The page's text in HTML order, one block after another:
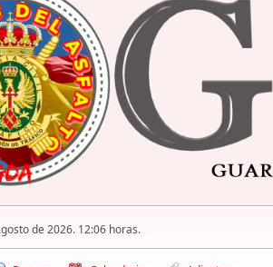
de 2026. 12:06 horas.